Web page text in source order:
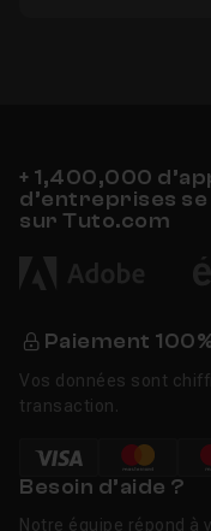
+ 1,400,000
d’entreprises
sur Tuto.com
Paiement
Vos données sont
transaction.
Besoin d’aide ?
Notre équipe répond à